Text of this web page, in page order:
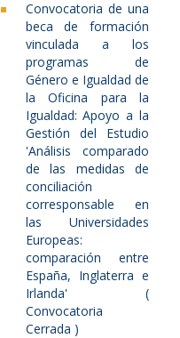
Convocatoria de una
beca de formación
vinculada a los
programas de
Género e Igualdad de
la Oficina para la
Igualdad: Apoyo a la
Gestión del Estudio
'Análisis comparado
de las medidas de
conciliación
corresponsable en
las Universidades
Europeas:
comparación entre
España, Inglaterra e
Irlanda' (
Convocatoria
Cerrada )